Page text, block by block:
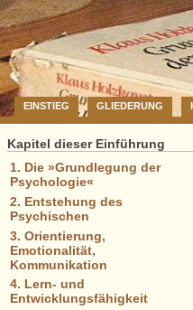
EINSTIEG GLIEDERUNG
Kapitel dieser Einführung
1. Die »Grundlegung der
Psychologie«
2. Entstehung des
Psychischen
3. Orientierung,
Emotionalität,
Kommunikation
4. Lern- und
Entwicklungsfähigkeit